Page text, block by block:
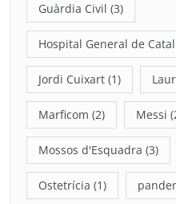
Guàrdia Civil (3)
Hospital General de
Jordi Cuixart (1)
Marficom (2) Messi
Mossos d'Esquadra (3)
Ostetrícia (1)